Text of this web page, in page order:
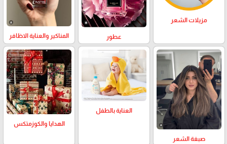
مزيلات الشعر
عطور المناكير والعناية الاظافر
صبغة الشعر
العناية بالطفل
الهدايا والكوزمتكس